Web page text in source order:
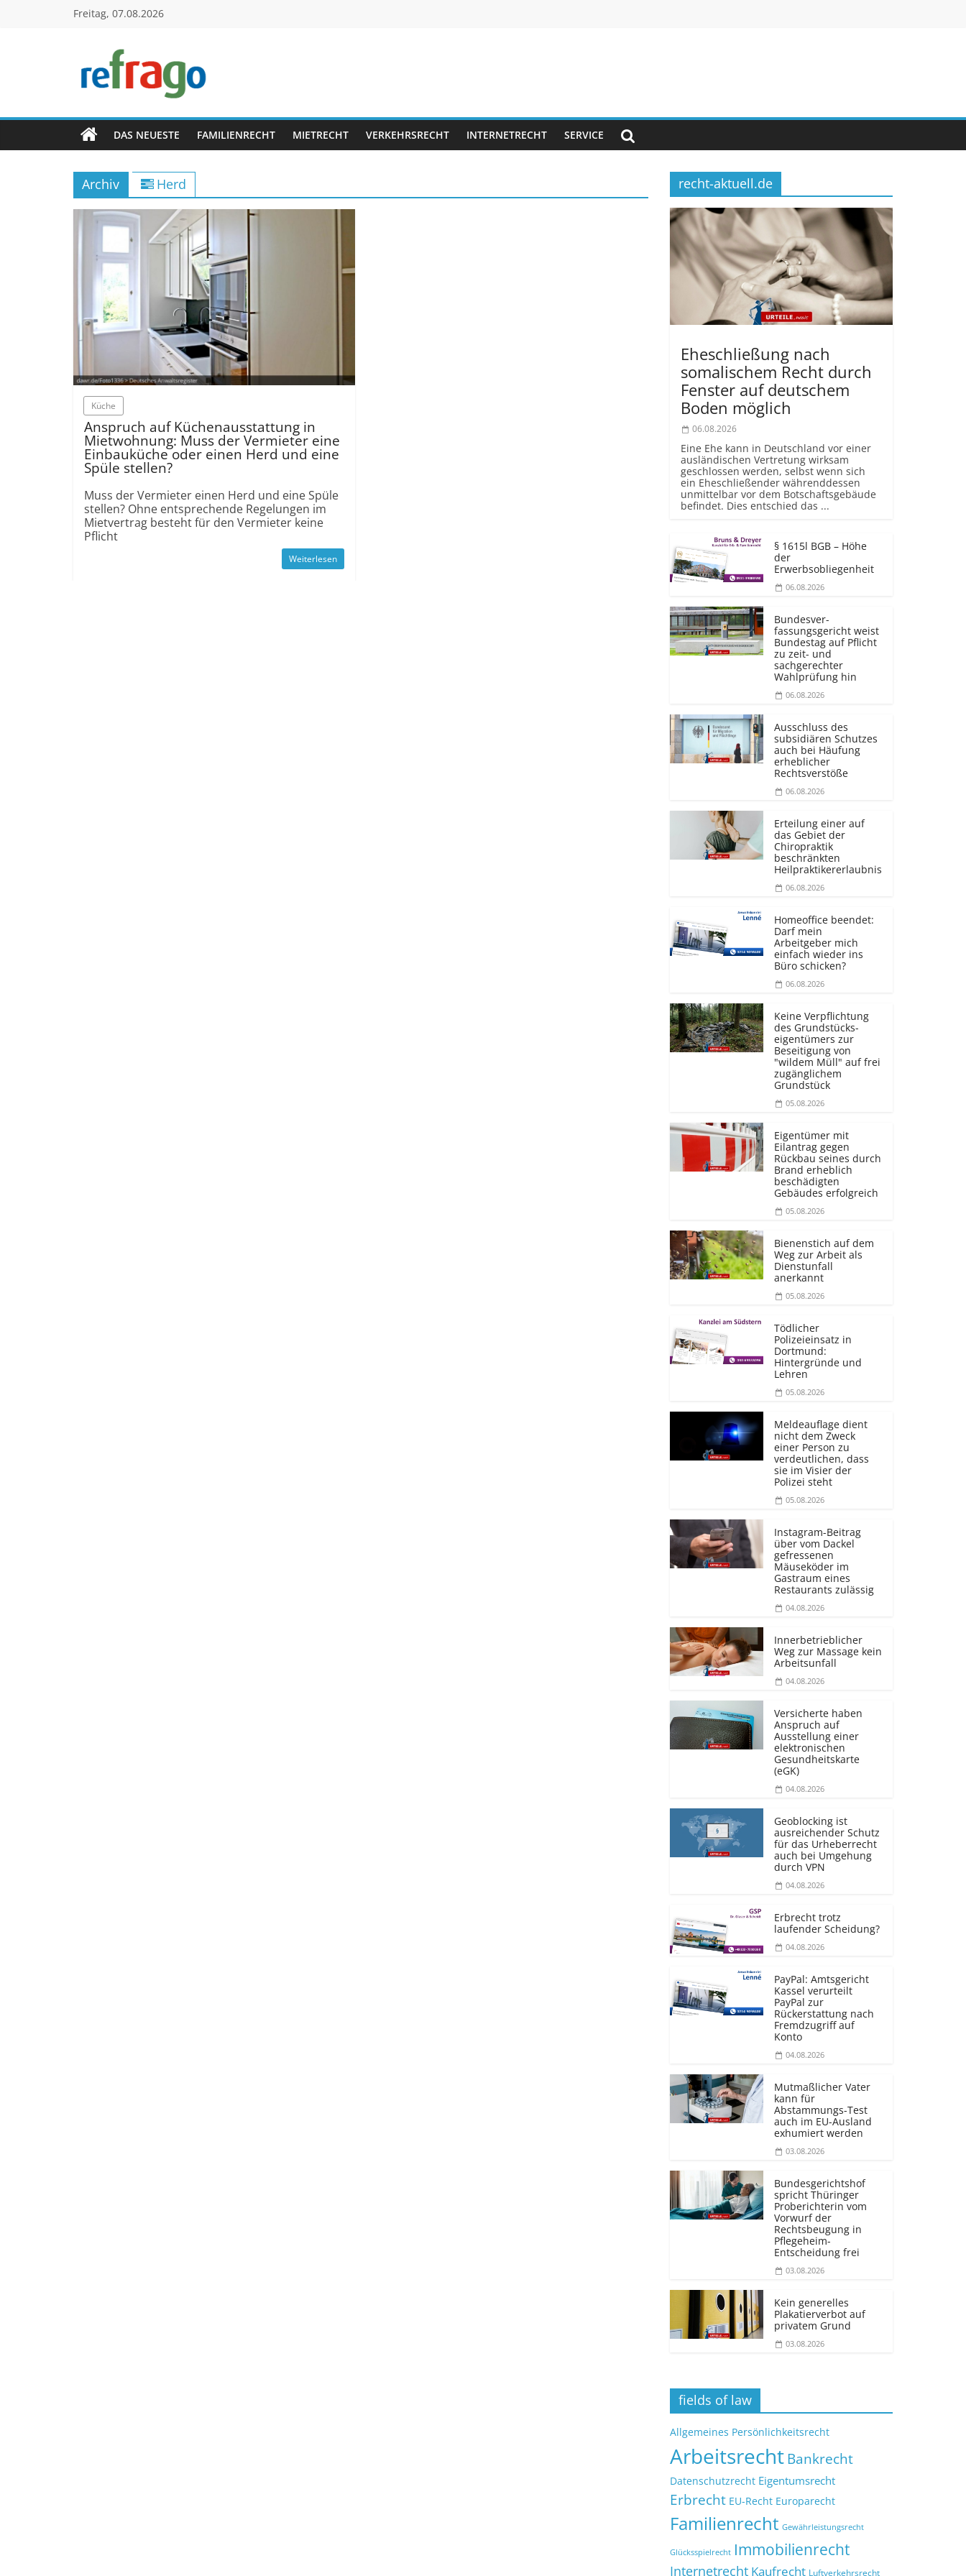
Freitag, 07.08.2026
refrago
Rechtsfragen
online
verständlich
erklärt
kostenlos
DAS NEUESTE FAMILIENRECHT MIETRECHT VERKEHRSRECHT INTERNETRECHT SERVICE
Archiv Herd
Küche
Anspruch auf Küchen­ausstattung in
Mietwohnung: Muss der Vermieter eine
Einbauküche oder einen Herd und eine
Spüle stellen?
Muss der Vermieter einen Herd und eine Spüle
stellen? Ohne entsprechende Regelungen im
Mietvertrag besteht für den Vermieter keine
Pflicht
Weiterlesen
recht-aktuell.de
Eheschließung nach
somalischem Recht durch
Fenster auf deutschem
Boden möglich
06.08.2026
Eine Ehe kann in Deutschland vor einer
ausländischen Vertretung wirksam
geschlossen werden, selbst wenn sich
ein Eheschließender währenddessen
unmittelbar vor dem Botschaftsgebäude
befindet. Dies entschied das ...
§ 1615l BGB – Höhe
der
Erwerbsobliegenheit
06.08.2026
Bundesver­
fassungsgericht weist
Bundestag auf Pflicht
zu zeit- und
sachgerechter
Wahlprüfung hin
06.08.2026
Ausschluss des
subsidiären Schutzes
auch bei Häufung
erheblicher
Rechtsverstöße
06.08.2026
Erteilung einer auf
das Gebiet der
Chiropraktik
beschränkten
Heilprakti­kererlaubnis
06.08.2026
Homeoffice beendet:
Darf mein
Arbeitgeber mich
einfach wieder ins
Büro schicken?
06.08.2026
Keine Verpflichtung
des Grundstücks­
eigentümers zur
Beseitigung von
"wildem Müll" auf frei
zugänglichem
Grundstück
05.08.2026
Eigentümer mit
Eilantrag gegen
Rückbau seines durch
Brand erheblich
beschädigten
Gebäudes erfolgreich
05.08.2026
Bienenstich auf dem
Weg zur Arbeit als
Dienstunfall
anerkannt
05.08.2026
Tödlicher
Polizeieinsatz in
Dortmund:
Hintergründe und
Lehren
05.08.2026
Meldeauflage dient
nicht dem Zweck
einer Person zu
verdeutlichen, dass
sie im Visier der
Polizei steht
05.08.2026
Instagram-Beitrag
über vom Dackel
gefressenen
Mäuseköder im
Gastraum eines
Restaurants zulässig
04.08.2026
Innerbetrieblicher
Weg zur Massage kein
Arbeitsunfall
04.08.2026
Versicherte haben
Anspruch auf
Ausstellung einer
elektronischen
Gesundheitskarte
(eGK)
04.08.2026
Geoblocking ist
ausreichender Schutz
für das Urheberrecht
auch bei Umgehung
durch VPN
04.08.2026
Erbrecht trotz
laufender Scheidung?
04.08.2026
PayPal: Amtsgericht
Kassel verurteilt
PayPal zur
Rückerstattung nach
Fremdzugriff auf
Konto
04.08.2026
Mutmaßlicher Vater
kann für
Abstammungs-Test
auch im EU-Ausland
exhumiert werden
03.08.2026
Bundesgerichtshof
spricht Thüringer
Proberichterin vom
Vorwurf der
Rechtsbeugung in
Pflegeheim-
Entscheidung frei
03.08.2026
Kein generelles
Plakatierverbot auf
privatem Grund
03.08.2026
fields of law
Allgemeines Persönlichkeitsrecht
ArbeitsrechtBankrecht
Datenschutzrecht Eigentumsrecht
Erbrecht EU-Recht Europarecht
Familienrecht Gewährleistungsrecht
Glücksspielrecht Immobilienrecht
Internetrecht Kaufrecht Luftverkehrsrecht